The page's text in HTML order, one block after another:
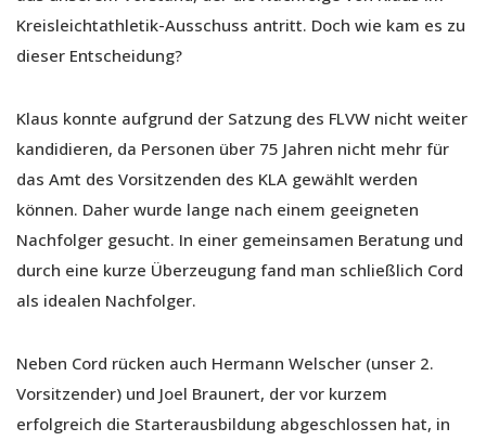
Kreisleichtathletik-Ausschuss antritt. Doch wie kam es zu
dieser Entscheidung?
Klaus konnte aufgrund der Satzung des FLVW nicht weiter
kandidieren, da Personen über 75 Jahren nicht mehr für
das Amt des Vorsitzenden des KLA gewählt werden
können. Daher wurde lange nach einem geeigneten
Nachfolger gesucht. In einer gemeinsamen Beratung und
durch eine kurze Überzeugung fand man schließlich Cord
als idealen Nachfolger.
Neben Cord rücken auch Hermann Welscher (unser 2.
Vorsitzender) und Joel Braunert, der vor kurzem
erfolgreich die Starterausbildung abgeschlossen hat, in